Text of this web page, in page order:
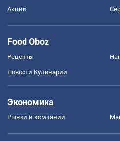
Акции
Food Oboz
Рецепты
Новости Кулинарии
Экономика
Рынки и компании